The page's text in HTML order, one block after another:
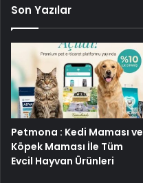
Son Yazılar
Petmona : Kedi Maması ve
Köpek Maması İle Tüm
Evcil Hayvan Ürünleri